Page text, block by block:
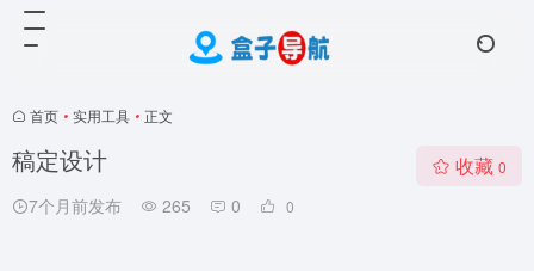
首页 • 实用工具 • 正文
稿定设计
7个月前发布 265 0 0
收藏 0